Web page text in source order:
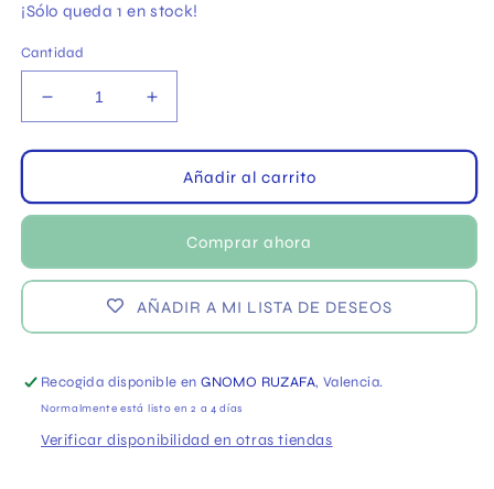
¡Sólo queda 1 en stock!
Cantidad
Reducir
cantidad
para
Gato
callejero
-
Aumentar
cantidad
para
Escultura
Gato
callejero
jugando
-
LooL
Añadir al carrito
Comprar ahora
AÑADIR A MI LISTA DE DESEOS
Recogida disponible enGNOMO RUZAFA, Valencia.
Normalmente está listo en 2 a 4 días
Verificar disponibilidad en otras tiendas